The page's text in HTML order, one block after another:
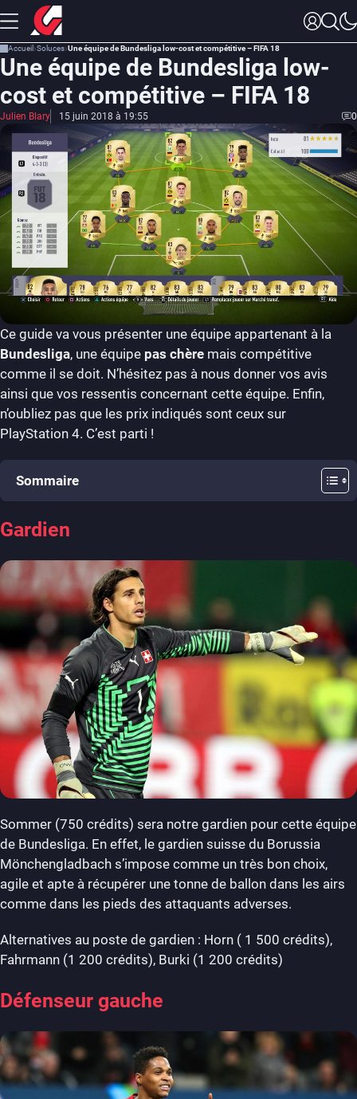
Accueil Soluces Une équipe de Bundesliga low-cost et compétitive – FIFA 18
Une équipe de Bundesliga low-
cost et compétitive – FIFA 18
Julien Blary 15 juin 2018 à 19:55 0
Ce guide va vous présenter une équipe appartenant à la
Bundesliga, une équipe pas chère mais compétitive
comme il se doit. N’hésitez pas à nous donner vos avis
ainsi que vos ressentis concernant cette équipe. Enfin,
n’oubliez pas que les prix indiqués sont ceux sur
PlayStation 4. C’est parti !
Sommaire
Gardien
Sommer (750 crédits) sera notre gardien pour cette équipe
de Bundesliga. En effet, le gardien suisse du Borussia
Mönchengladbach s’impose comme un très bon choix,
agile et apte à récupérer une tonne de ballon dans les airs
comme dans les pieds des attaquants adverses.
Alternatives au poste de gardien : Horn ( 1 500 crédits),
Fahrmann (1 200 crédits), Burki (1 200 crédits)
Défenseur gauche